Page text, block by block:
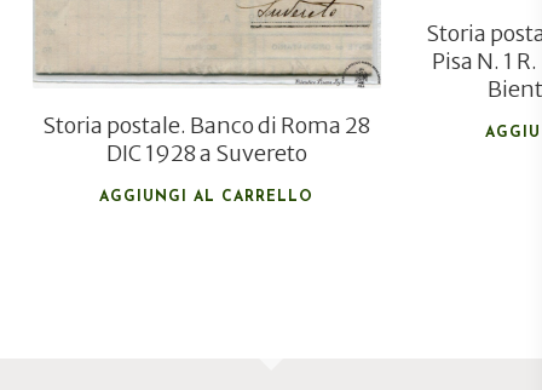
Storia postale. Banco di Roma 28
DIC 1928 a Suvereto
AGGIUNGI AL CARRELLO
Storia
Pisa N. 1